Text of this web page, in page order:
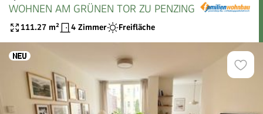
WOHNEN AM GRÜNEN TOR ZU PENZING
111.27 m² 4 Zimmer Freifläche